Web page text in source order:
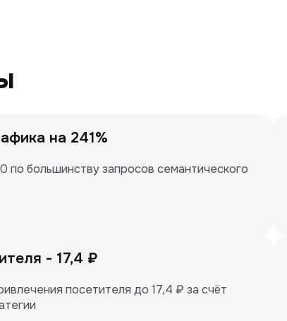
на 241%
по большинству запросов семантического
- 17,4 ₽
посетителя до 17,4 ₽ за счёт